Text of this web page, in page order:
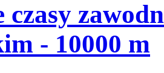
czasy
- 10000 m